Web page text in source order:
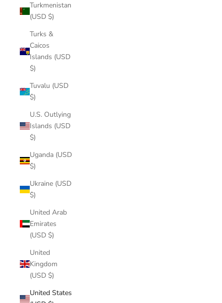
Turkmenistan
(USD $)
Turks &
Caicos
Islands (USD
$)
Tuvalu (USD
$)
U.S. Outlying
Islands (USD
$)
Uganda (USD
$)
Ukraine (USD
$)
United Arab
Emirates
(USD $)
United
Kingdom
(USD $)
United States